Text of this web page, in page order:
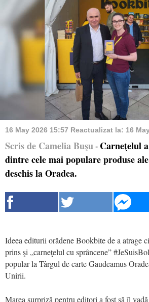
16 May 2026 15:57 Reactualizat la: 16
Scris de Camelia Buşu - Carneţelul
dintre cele mai populare produse
deschis la Oradea.
Ideea editurii orădene Bookbite de a atrage
prins şi „carneţelul cu sprâncene”
popular la Târgul de carte Gaudeamus
Unirii.
Marea surpriză pentru editori a fost să îl